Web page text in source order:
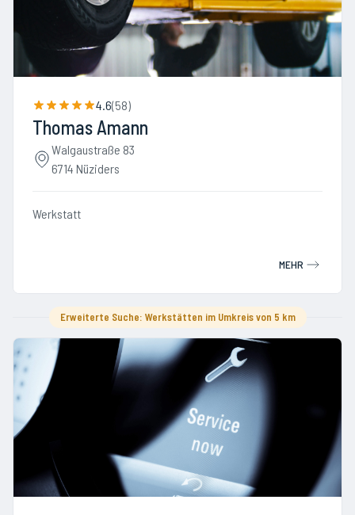
4.6(58)
Thomas Amann
Walgaustraße 83
6714 Nüziders
Werkstatt
MEHR
Erweiterte Suche: Werkstätten im Umkreis von 5 km